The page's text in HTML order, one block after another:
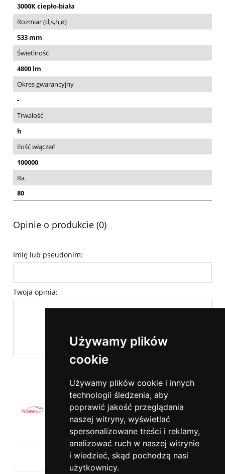
Używamy plików
cookie
Używamy plików cookie i innych
technologii śledzenia, aby
poprawić jakość przeglądania
naszej witryny, wyświetlać
spersonalizowane treści i reklamy,
analizować ruch w naszej witrynie
i wiedzieć, skąd pochodzą nasi
użytkownicy.
3000K ciepło-biała
Rozmiar (d,s,h,ø)
533 mm
Świetlność
4800 lm
Okres gwarancyjny
-
Trwałość
h
Ilość włączeń
100000
Ra
80
Opinie o produkcie (0)
Imię lub pseudonim:
Twoja opinia:
Pomoc
Moje konto